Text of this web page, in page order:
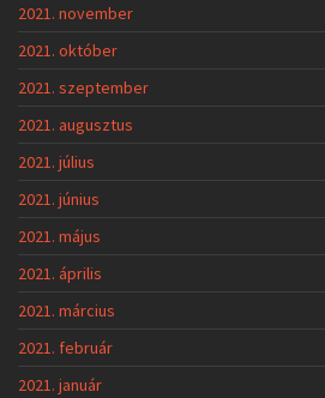
2021. november
2021. október
2021. szeptember
2021. augusztus
2021. július
2021. június
2021. május
2021. április
2021. március
2021. február
2021. január